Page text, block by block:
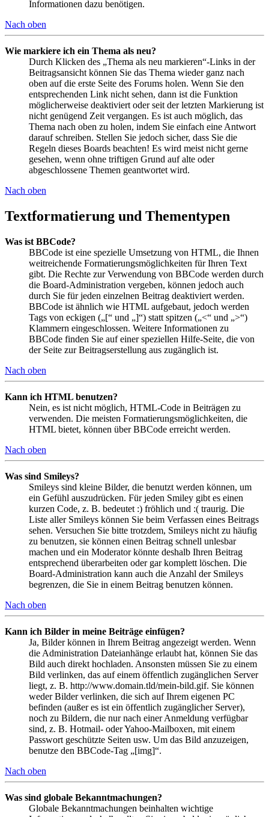
Informationen dazu benötigen.
Nach oben
Wie markiere ich ein Thema als neu?
Durch Klicken des „Thema als neu markieren“-Links in der
Beitragsansicht können Sie das Thema wieder ganz nach
oben auf die erste Seite des Forums holen. Wenn Sie den
entsprechenden Link nicht sehen, dann ist die Funktion
möglicherweise deaktiviert oder seit der letzten Markierung ist
nicht genügend Zeit vergangen. Es ist auch möglich, das
Thema nach oben zu holen, indem Sie einfach eine Antwort
darauf schreiben. Stellen Sie jedoch sicher, dass Sie die
Regeln dieses Boards beachten! Es wird meist nicht gerne
gesehen, wenn ohne triftigen Grund auf alte oder
abgeschlossene Themen geantwortet wird.
Nach oben
Textformatierung und Thementypen
Was ist BBCode?
BBCode ist eine spezielle Umsetzung von HTML, die Ihnen
weitreichende Formatierungsmöglichkeiten für Ihren Text
gibt. Die Rechte zur Verwendung von BBCode werden durch
die Board-Administration vergeben, können jedoch auch
durch Sie für jeden einzelnen Beitrag deaktiviert werden.
BBCode ist ähnlich wie HTML aufgebaut, jedoch werden
Tags von eckigen („[“ und „]“) statt spitzen („<“ und „>“)
Klammern eingeschlossen. Weitere Informationen zu
BBCode finden Sie auf einer speziellen Hilfe-Seite, die von
der Seite zur Beitragserstellung aus zugänglich ist.
Nach oben
Kann ich HTML benutzen?
Nein, es ist nicht möglich, HTML-Code in Beiträgen zu
verwenden. Die meisten Formatierungsmöglichkeiten, die
HTML bietet, können über BBCode erreicht werden.
Nach oben
Was sind Smileys?
Smileys sind kleine Bilder, die benutzt werden können, um
ein Gefühl auszudrücken. Für jeden Smiley gibt es einen
kurzen Code, z. B. bedeutet :) fröhlich und :( traurig. Die
Liste aller Smileys können Sie beim Verfassen eines Beitrags
sehen. Versuchen Sie bitte trotzdem, Smileys nicht zu häufig
zu benutzen, sie können einen Beitrag schnell unlesbar
machen und ein Moderator könnte deshalb Ihren Beitrag
entsprechend überarbeiten oder gar komplett löschen. Die
Board-Administration kann auch die Anzahl der Smileys
begrenzen, die Sie in einem Beitrag benutzen können.
Nach oben
Kann ich Bilder in meine Beiträge einfügen?
Ja, Bilder können in Ihrem Beitrag angezeigt werden. Wenn
die Administration Dateianhänge erlaubt hat, können Sie das
Bild auch direkt hochladen. Ansonsten müssen Sie zu einem
Bild verlinken, das auf einem öffentlich zugänglichen Server
liegt, z. B. http://www.domain.tld/mein-bild.gif. Sie können
weder Bilder verlinken, die sich auf Ihrem eigenen PC
befinden (außer es ist ein öffentlich zugänglicher Server),
noch zu Bildern, die nur nach einer Anmeldung verfügbar
sind, z. B. Hotmail- oder Yahoo-Mailboxen, mit einem
Passwort geschützte Seiten usw. Um das Bild anzuzeigen,
benutze den BBCode-Tag „[img]“.
Nach oben
Was sind globale Bekanntmachungen?
Globale Bekanntmachungen beinhalten wichtige